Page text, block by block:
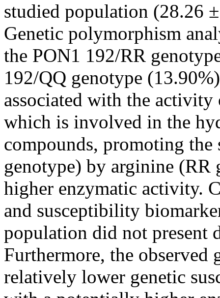
studied population (28.26
Genetic polymorphism
the PON1 192/RR
192/QQ genotype
associated with the activity
which is involved in the
compounds, promoting
genotype) by arginine (RR
higher enzymatic activity.
and susceptibility
population did not present
Furthermore, the observed
relatively lower genetic